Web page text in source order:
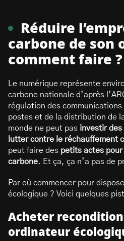
Réduire
carbone de son
comment faire ?
Le numérique représente
carbone nationale d’après
régulation des
postes et de la distribution de
monde ne peut pas investir des
lutter contre le réchauffement
peut faire des petits actes
carbone. Et ça, ça n’a pas de
Par où commencer pour
écologique ? Voici quelques
Acheter
ordinateur